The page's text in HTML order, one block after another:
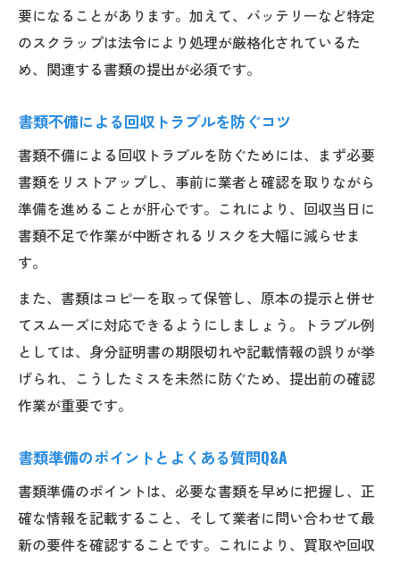
要になることがあります。加えて、バッテリーなど特定
のスクラップは法令により処理が厳格化されているた
め、関連する書類の提出が必須です。
書類不備による回収トラブルを防ぐコツ
書類不備による回収トラブルを防ぐためには、まず必要
書類をリストアップし、事前に業者と確認を取りながら
準備を進めることが肝心です。これにより、回収当日に
書類不足で作業が中断されるリスクを大幅に減らせま
す。
また、書類はコピーを取って保管し、原本の提示と併せ
てスムーズに対応できるようにしましょう。トラブル例
としては、身分証明書の期限切れや記載情報の誤りが挙
げられ、こうしたミスを未然に防ぐため、提出前の確認
作業が重要です。
書類準備のポイントとよくある質問Q&A
書類準備のポイントは、必要な書類を早めに把握し、正
確な情報を記載すること、そして業者に問い合わせて最
新の要件を確認することです。これにより、買取や回収